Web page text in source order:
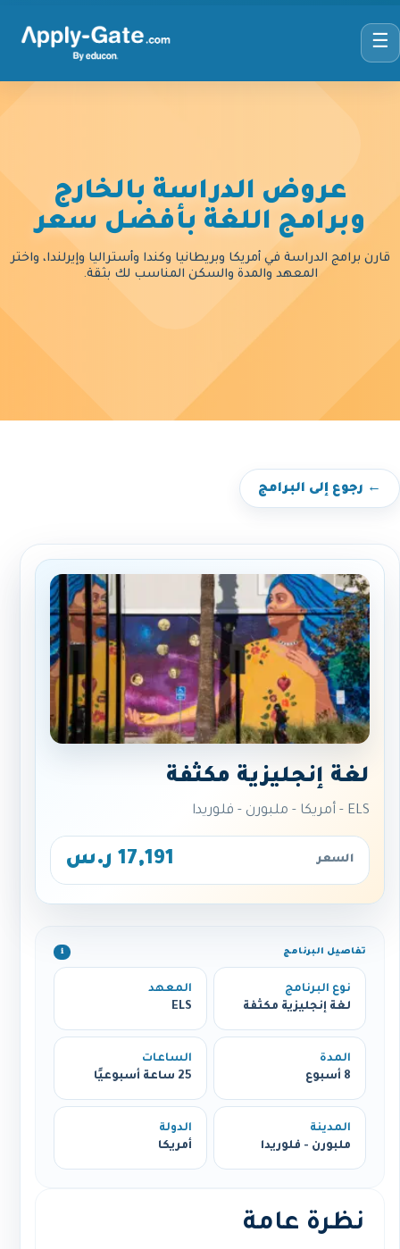
☰
عروض الدراسة بالخارج
وبرامج اللغة بأفضل سعر
قارن برامج الدراسة في أمريكا وبريطانيا وكندا وأستراليا وإيرلندا، واختر
المعهد والمدة والسكن المناسب لك بثقة.
← رجوع إلى البرامج
لغة إنجليزية مكثفة
ELS - أمريكا - ملبورن - فلوريدا
السعر 17,191 ر.س
تفاصيل البرنامج ℹ️
نوع البرنامج
لغة إنجليزية مكثفة
المعهد
ELS
المدة
8 أسبوع
الساعات
25 ساعة أسبوعيًا
المدينة
ملبورن - فلوريدا
الدولة
أمريكا
نظرة عامة